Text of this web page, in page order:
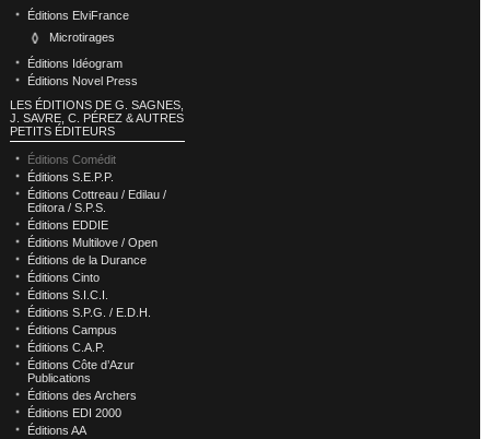
Éditions ElviFrance
Microtirages
Éditions Idéogram
Éditions Novel Press
LES ÉDITIONS DE G. SAGNES,
J. SAVRE, C. PÉREZ & AUTRES
PETITS ÉDITEURS
Éditions Comédit
Éditions S.E.P.P.
Éditions Cottreau / Edilau /
Editora / S.P.S.
Éditions EDDIE
Éditions Multilove / Open
Éditions de la Durance
Éditions Cinto
Éditions S.I.C.I.
Éditions S.P.G. / E.D.H.
Éditions Campus
Éditions C.A.P.
Éditions Côte d’Azur
Publications
Éditions des Archers
Éditions EDI 2000
Éditions AA